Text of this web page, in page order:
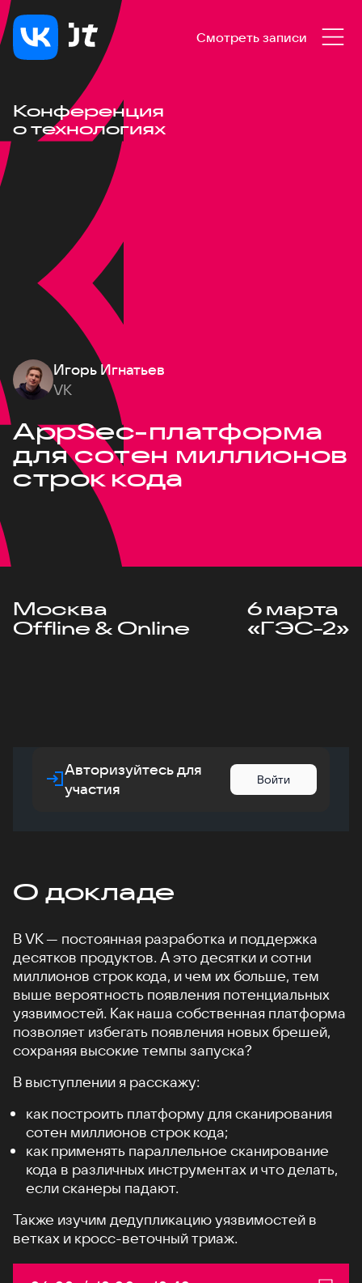
Смотреть записи
Конференция
о технологиях
Игорь Игнатьев
VK
AppSec-платформа
для сотен миллионов
строк кода
Москва
Offline & Online
6 марта
«ГЭС-2»
Авторизуйтесь для
участия
Войти
О докладе
В VK — постоянная разработка и поддержка
десятков продуктов. А это десятки и сотни
миллионов строк кода, и чем их больше, тем
выше вероятность появления потенциальных
уязвимостей. Как наша собственная платформа
позволяет избегать появления новых брешей,
сохраняя высокие темпы запуска?
В выступлении я расскажу:
как построить платформу для сканирования
сотен миллионов строк кода;
как применять параллельное сканирование
кода в различных инструментах и что делать,
если сканеры падают.
Также изучим дедупликацию уязвимостей в
ветках и кросс-веточный триаж.